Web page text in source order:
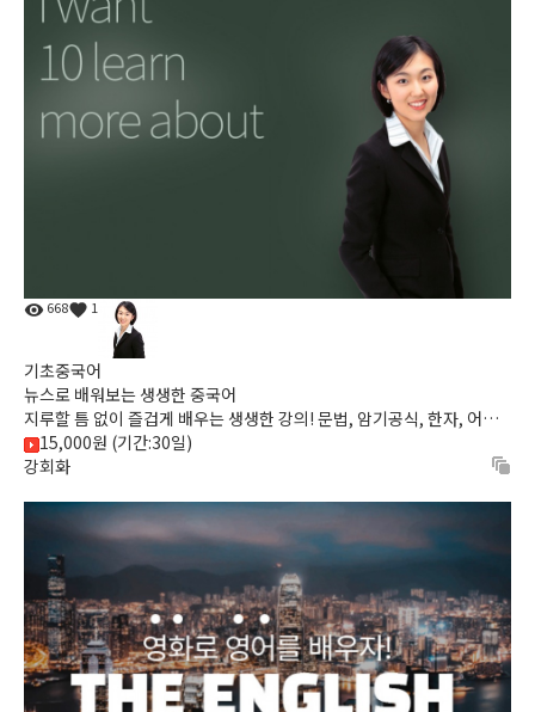
668 1
기초중국어
뉴스로 배워보는 생생한 중국어
지루할 틈 없이 즐겁게 배우는 생생한 강의! 문법, 암기공식, 한자, 어려
운 강의는 NO! 누구든지 저절로 따라하게 만드는 획기적 학...
15,000원 (기간:30일)
강회화